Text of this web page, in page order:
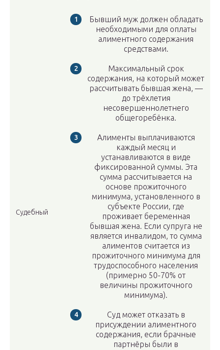
Судебный
Бывший муж должен обладать
необходимыми для оплаты
алиментного содержания
средствами.
Максимальный срок
содержания, на который может
рассчитывать бывшая жена, —
до трёхлетия
несовершеннолетнего
общегоребёнка.
Алименты выплачиваются
каждый месяц и
устанавливаются в виде
фиксированной суммы. Эта
сумма рассчитывается на
основе прожиточного
минимума, установленного в
субъекте России, где
проживает беременная
бывшая жена. Если супруга не
является инвалидом, то сумма
алиментов считается из
прожиточного минимума для
трудоспособного населения
(примерно 50-70% от
величины прожиточного
минимума).
Суд может отказать в
присуждении алиментного
содержания, если брачные
партнёры были в